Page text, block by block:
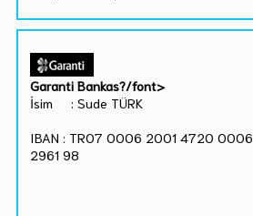
Garanti Bankas?/font>
İsim : Sude TÜRK
IBAN : TR07 0006 2001 4720 0006
2961 98